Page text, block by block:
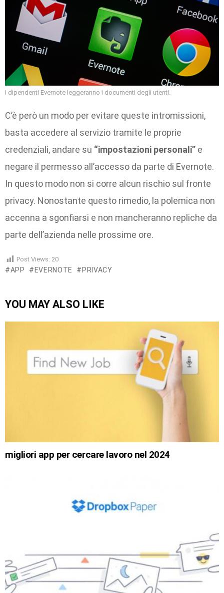
I dipendenti Evernote leggeranno i documenti degli utenti.
C’è però un modo per evitare queste intromissioni,
basta accedere al servizio tramite le proprie
credenziali, andare su “impostazioni personali” e
negare il permesso all’accesso da parte di Evernote.
In questo modo non si corre alcun rischio sul fronte
privacy. Nonostante questo rimedio, la polemica non
accenna a sgonfiarsi e non mancheranno repliche da
parte dell’azienda nelle prossime ore.
Post Views: 20
APP EVERNOTE PRIVACY
YOU MAY ALSO LIKE
migliori app per cercare lavoro nel 2024